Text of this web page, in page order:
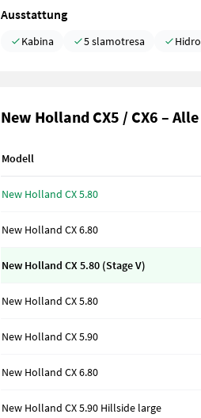
Ausstattung
Kabina 5 slamotresa
New Holland CX5 / CX6 –
Modell
New Holland CX 5.80
New Holland CX 6.80
New Holland CX 5.80 (Stage V)
New Holland CX 5.80
New Holland CX 5.90
New Holland CX 6.80
New Holland CX 5.90 Hillside large